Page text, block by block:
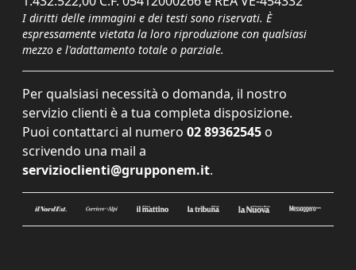
I diritti delle immagini e dei testi sono riservati. È
espressamente vietata la loro riproduzione con qualsiasi
mezzo e l'adattamento totale o parziale.
Per qualsiasi necessità o domanda, il nostro
servizio clienti è a tua completa disposizione.
Puoi contattarci al numero 02 89362545 o
scrivendo una mail a
servizioclienti@grupponem.it.